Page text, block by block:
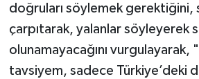
doğruları söylemek gerektiğini,
çarpıtarak, yalanlar söyleyerek
olunamayacağını vurgulayarak,
tavsiyem, sadece Türkiye’deki